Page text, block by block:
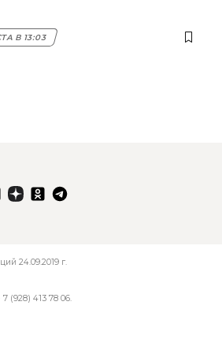
В 13:03
24.09.2019 г.
7 (928) 413 78 06.